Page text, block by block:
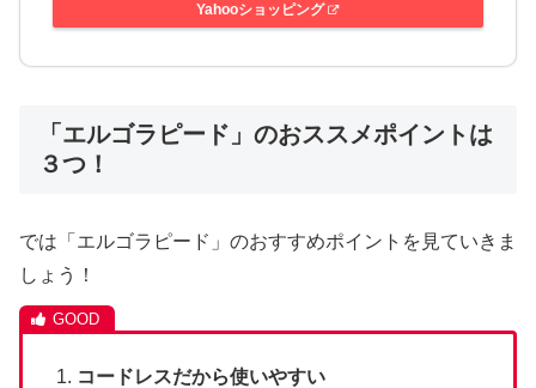
Yahooショッピング
「エルゴラピード」のおススメポイントは
３つ！
では「エルゴラピード」のおすすめポイントを見ていきま
しょう！
コードレスだから使いやすい